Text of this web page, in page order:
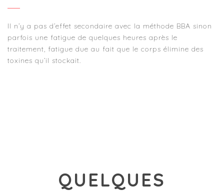
Il n’y a pas d’effet secondaire avec la méthode BBA sinon
parfois une fatigue de quelques heures après le
traitement, fatigue due au fait que le corps élimine des
toxines qu’il stockait.
QUELQUES